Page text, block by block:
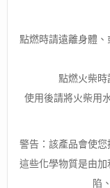
點燃時請遠離身體
點燃火柴時
使用後請將火柴用
警告：該產品會使
這些化學物質是由
陷